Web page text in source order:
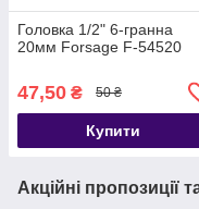
Головка 1/2" 6-гранна
20мм Forsage F-54520
47,50 ₴ 50 ₴
Купити
Акційні пропозиції